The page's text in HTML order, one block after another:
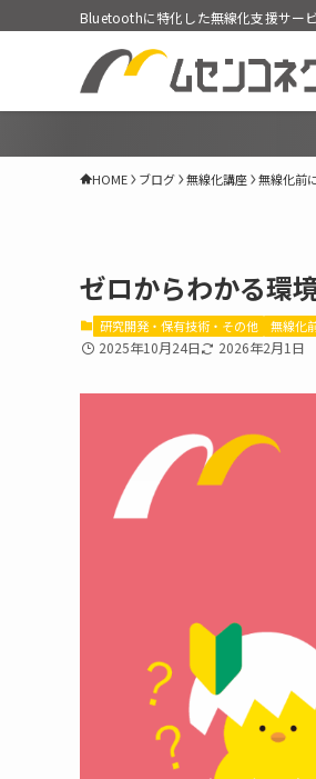
Bluetoothに特化した無線化支援サー
HOME ブログ 無線化講座 無線化前
ゼロからわかる環
研究開発・保有技術・その他 無線化
2025年10月24日 2026年2月1日